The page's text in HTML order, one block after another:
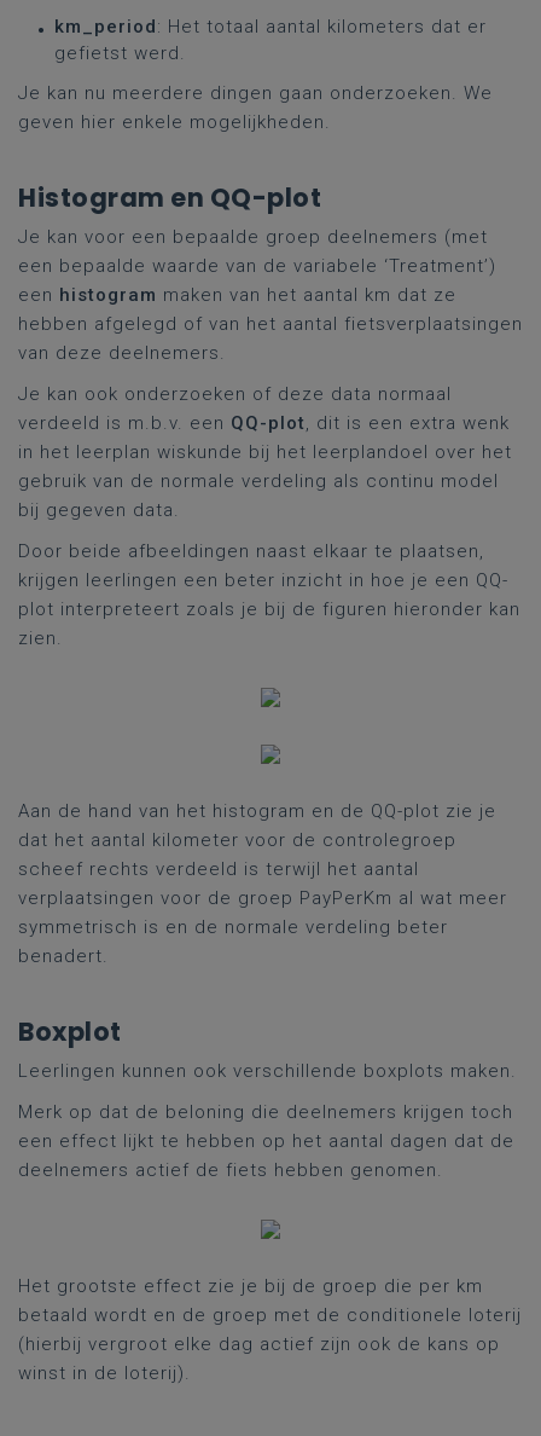
km_period: Het totaal aantal kilometers dat er
gefietst werd.
Je kan nu meerdere dingen gaan onderzoeken. We
geven hier enkele mogelijkheden.
Histogram en QQ-plot
Je kan voor een bepaalde groep deelnemers (met
een bepaalde waarde van de variabele ‘Treatment’)
een histogram maken van het aantal km dat ze
hebben afgelegd of van het aantal fietsverplaatsingen
van deze deelnemers.
Je kan ook onderzoeken of deze data normaal
verdeeld is m.b.v. een QQ-plot, dit is een extra wenk
in het leerplan wiskunde bij het leerplandoel over het
gebruik van de normale verdeling als continu model
bij gegeven data.
Door beide afbeeldingen naast elkaar te plaatsen,
krijgen leerlingen een beter inzicht in hoe je een QQ-
plot interpreteert zoals je bij de figuren hieronder kan
zien.
Aan de hand van het histogram en de QQ-plot zie je
dat het aantal kilometer voor de controlegroep
scheef rechts verdeeld is terwijl het aantal
verplaatsingen voor de groep PayPerKm al wat meer
symmetrisch is en de normale verdeling beter
benadert.
Boxplot
Leerlingen kunnen ook verschillende boxplots maken.
Merk op dat de beloning die deelnemers krijgen toch
een effect lijkt te hebben op het aantal dagen dat de
deelnemers actief de fiets hebben genomen.
Het grootste effect zie je bij de groep die per km
betaald wordt en de groep met de conditionele loterij
(hierbij vergroot elke dag actief zijn ook de kans op
winst in de loterij).